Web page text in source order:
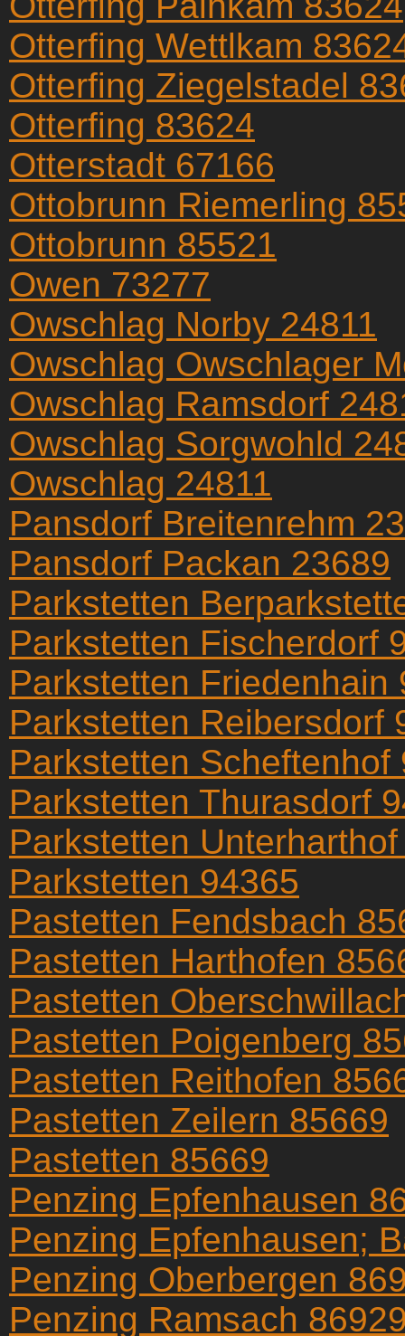
Otterfing Wettlkam
Otterfing Ziegelstadel
Otterfing 83624
Otterstadt 67166
Ottobrunn Riemerling
Ottobrunn 85521
Owen 73277
Owschlag Norby 24811
Owschlag Owschlager
Owschlag Ramsdorf
Owschlag Sorgwohld
Owschlag 24811
Pansdorf Breitenrehm
Pansdorf Packan 23689
Parkstetten
Parkstetten Fischerdorf
Parkstetten Friedenhain
Parkstetten Reibersdorf
Parkstetten Scheftenhof
Parkstetten Thurasdorf
Parkstetten
Parkstetten 94365
Pastetten Fendsbach
Pastetten Harthofen
Pastetten
Pastetten Poigenberg
Pastetten Reithofen
Pastetten Zeilern 85669
Pastetten 85669
Penzing Epfenhausen
Penzing Epfenhausen;
Penzing Oberbergen
Penzing Ramsach